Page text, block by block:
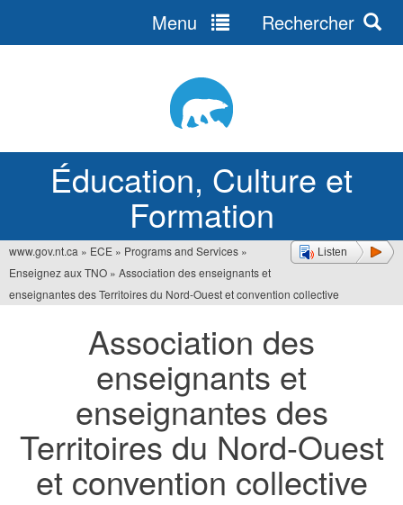
Éducation, Culture et
Formation
Menu Rechercher
Listen
Vous
êtes
www.gov.nt.ca » ECE » Programs and Services »
Enseignez aux TNO » Association des enseignants et
enseignantes des Territoires du Nord-Ouest et convention collective
Association des
enseignants et
enseignantes des
Territoires du Nord-Ouest
et convention collective